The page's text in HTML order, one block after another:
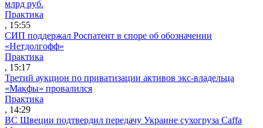
млрд руб.
Практика
, 15:55
СИП поддержал Роспатент в споре об обозначении
«Нетдолгофф»
Практика
, 15:17
Третий аукцион по приватизации активов экс-владельца
«Макфы» провалился
Практика
, 14:29
ВС Швеции подтвердил передачу Украине сухогруза Caffa